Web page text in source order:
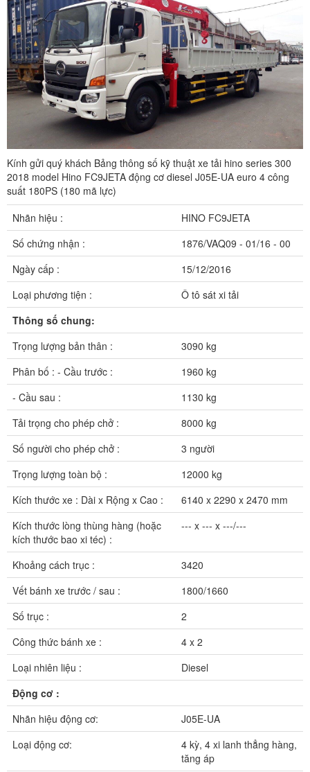
Kính gửi quý khách Bảng thông số kỹ thuật xe tải hino series 300
2018 model Hino FC9JETA động cơ diesel J05E-UA euro 4 công
suất 180PS (180 mã lực)
Nhãn hiệu :
HINO FC9JETA
Số chứng nhận :
1876/VAQ09 - 01/16 - 00
Ngày cấp :
15/12/2016
Loại phương tiện :
Ô tô sát xi tải
Thông số chung:
Trọng lượng bản thân :
3090 kg
Phân bố : - Cầu trước :
1960 kg
- Cầu sau :
1130 kg
Tải trọng cho phép chở :
8000 kg
Số người cho phép chở :
3 người
Trọng lượng toàn bộ :
12000 kg
Kích thước xe : Dài x Rộng x Cao :
6140 x 2290 x 2470 mm
Kích thước lòng thùng hàng (hoặc
kích thước bao xi téc) :
--- x --- x ---/---
Khoảng cách trục :
3420
Vết bánh xe trước / sau :
1800/1660
Số trục :
2
Công thức bánh xe :
4 x 2
Loại nhiên liệu :
Diesel
Động cơ :
Nhãn hiệu động cơ:
J05E-UA
Loại động cơ:
4 kỳ, 4 xi lanh thẳng hàng,
tăng áp